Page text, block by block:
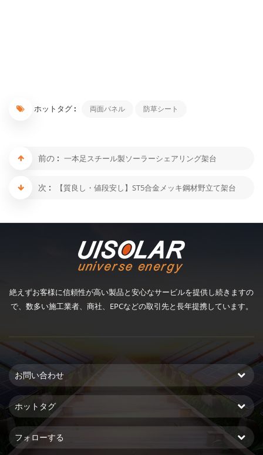
ホットタグ : 両面パネル 防草シート
前の : 一本足スチール製ソーラーシェアリング架台
次 : 【質良し・値段安し】ST5合金メッキ鋼材野立て架台
絶えずお客様に信頼性が高い製品と安心なサービルを提供し続きますの
で、数多い施工業者、商社、EPCなどの取引先と長年提携しています。
お問い合わせ
ホットタグ
フォローする